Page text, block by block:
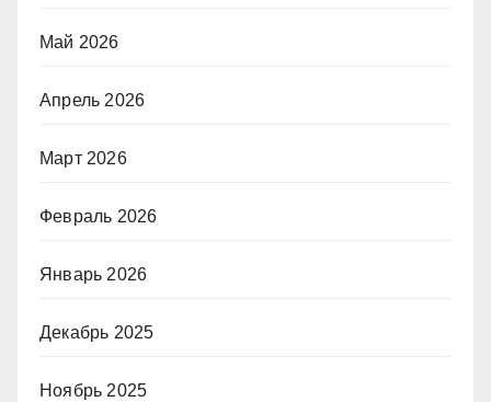
Май 2026
Апрель 2026
Март 2026
Февраль 2026
Январь 2026
Декабрь 2025
Ноябрь 2025